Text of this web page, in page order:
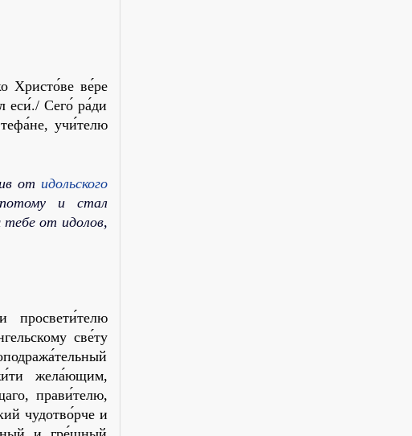
Христо́ве ве́ре
еси́./ Сего́ ра́ди
учи́телю
от идольского
и стал
тебе от идолов,
просвети́телю
све́ту
жела́ющим,
прави́телю,
чудотво́рче и